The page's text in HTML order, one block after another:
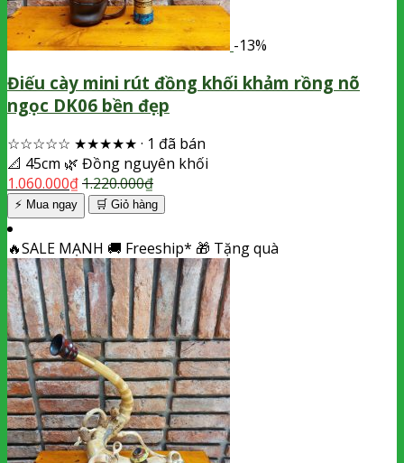
-13%
Điếu cày mini rút đồng khối khảm rồng nõ
ngọc DK06 bền đẹp
☆☆☆☆☆ ★★★★★ · 1 đã bán
📐 45cm 🌿 Đồng nguyên khối
1.060.000₫1.220.000₫
⚡ Mua ngay 🛒 Giỏ hàng
🔥SALE MẠNH 🚚 Freeship* 🎁 Tặng quà